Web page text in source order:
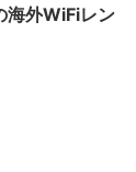
海外WiFiレン